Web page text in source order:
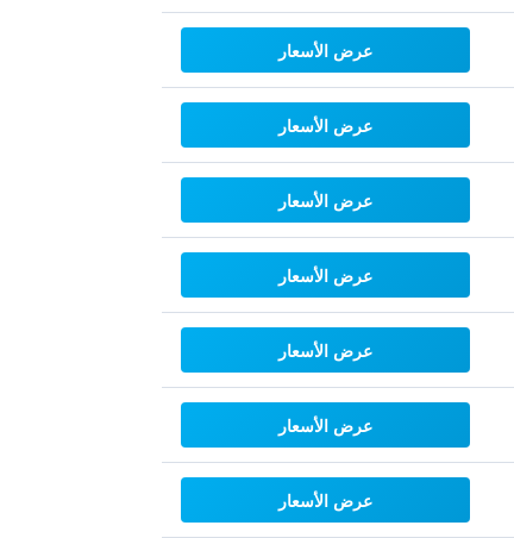
عرض الأسعار
عرض الأسعار
عرض الأسعار
عرض الأسعار
عرض الأسعار
عرض الأسعار
عرض الأسعار